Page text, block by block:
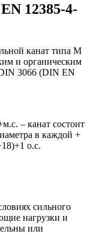
12385-4-
канат типa M
и органическим
DIN 3066 (DIN EN
– канат состоит
в каждой +
о.с.
сильного
нагрузки и
или